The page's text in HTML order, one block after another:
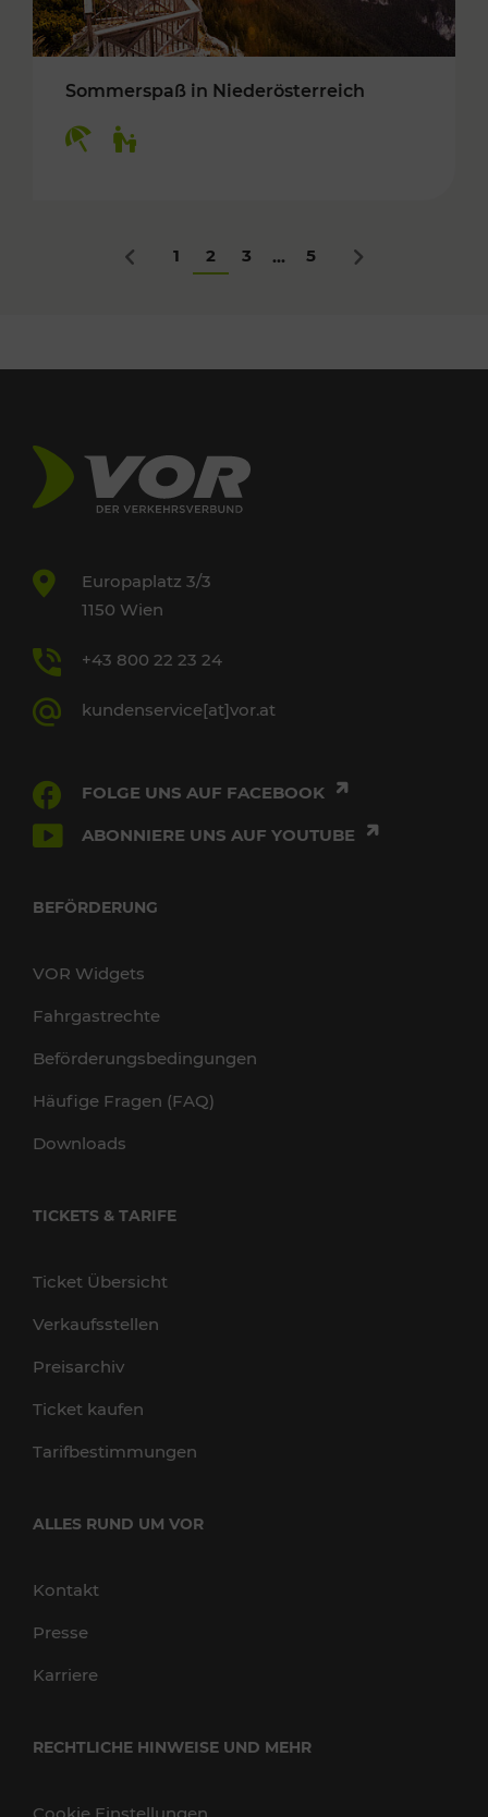
Sommerspaß in Niederösterreich
Zurück
1 2 3 ... 5 Nächstes
Europaplatz 3/3
1150 Wien
+43 800 22 23 24
kundenservice[at]vor.at
FOLGE UNS AUF FACEBOOK
ABONNIERE UNS AUF YOUTUBE
BEFÖRDERUNG
VOR Widgets
Fahrgastrechte
Beförderungsbedingungen
Häufige Fragen (FAQ)
Downloads
TICKETS & TARIFE
Ticket Übersicht
Verkaufsstellen
Preisarchiv
Ticket kaufen
Tarifbestimmungen
ALLES RUND UM VOR
Kontakt
Presse
Karriere
RECHTLICHE HINWEISE UND MEHR